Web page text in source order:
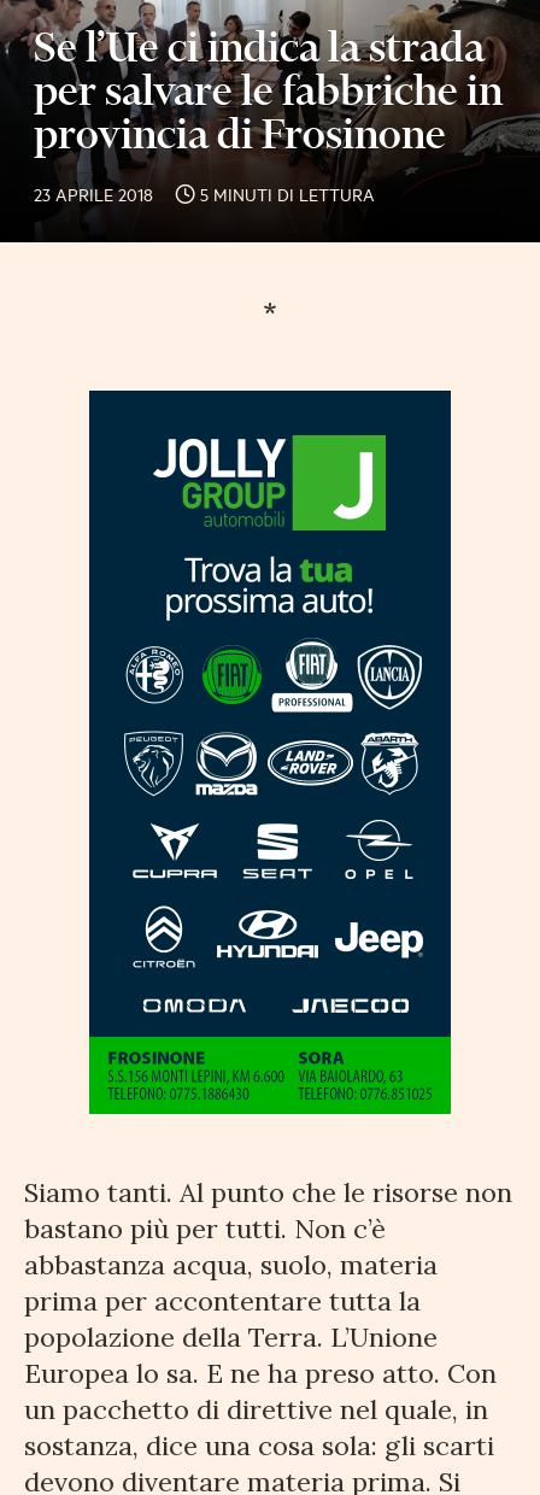
Se l’Ue ci indica la strada
per salvare le fabbriche in
provincia di Frosinone
23 APRILE 2018 5 MINUTI DI LETTURA
*
Siamo tanti. Al punto che le risorse non
bastano più per tutti. Non c’è
abbastanza acqua, suolo, materia
prima per accontentare tutta la
popolazione della Terra. L’Unione
Europea lo sa. E ne ha preso atto. Con
un pacchetto di direttive nel quale, in
sostanza, dice una cosa sola: gli scarti
devono diventare materia prima. Si